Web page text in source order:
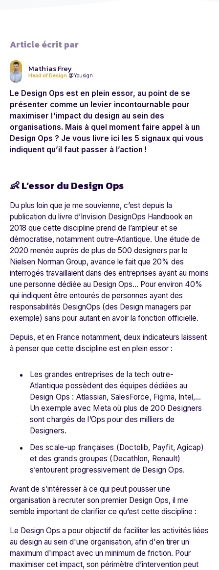
Article écrit par
Mathias Frey
Head of Design @Yousign
Le Design Ops est en plein essor, au point de se
présenter comme un levier incontournable pour
maximiser l'impact du design au sein des
organisations. Mais à quel moment faire appel à un
Design Ops ? Je vous livre ici les 5 signaux qui vous
indiquent qu’il faut passer à l’action !
👶 L’essor du Design Ops
Du plus loin que je me souvienne, c’est depuis la
publication du livre d’Invision DesignOps Handbook en
2018 que cette discipline prend de l’ampleur et se
démocratise, notamment outre-Atlantique. Une étude de
2020 menée auprès de plus de 500 designers par le
Nielsen Norman Group, avance le fait que 20% des
interrogés travaillaient dans des entreprises ayant au moins
une personne dédiée au Design Ops… Pour environ 40%
qui indiquent être entourés de personnes ayant des
responsabilités DesignOps (des Design managers par
exemple) sans pour autant en avoir la fonction officielle.
Depuis, et en France notamment, deux indicateurs laissent
à penser que cette discipline est en plein essor :
Les grandes entreprises de la tech outre-
Atlantique possèdent des équipes dédiées au
Design Ops : Atlassian, SalesForce, Figma, Intel,…
Un exemple avec Meta où plus de 200 Designers
sont chargés de l’Ops pour des milliers de
Designers.
Des scale-up françaises (Doctolib, Payfit, Agicap)
et des grands groupes (Decathlon, Renault)
s’entourent progressivement de Design Ops.
Avant de s’intéresser à ce qui peut pousser une
organisation à recruter son premier Design Ops, il me
semble important de clarifier ce qu’est cette discipline :
Le Design Ops a pour objectif de faciliter les activités liées
au design au sein d'une organisation, afin d'en tirer un
maximum d'impact avec un minimum de friction. Pour
maximiser cet impact, son périmètre d’intervention peut